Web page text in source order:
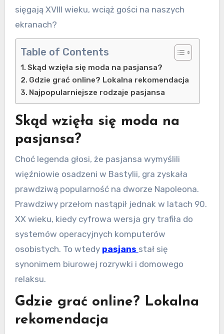
sięgają XVIII wieku, wciąż gości na naszych
ekranach?
Table of Contents
Skąd wzięła się moda na pasjansa?
Gdzie grać online? Lokalna rekomendacja
Najpopularniejsze rodzaje pasjansa
Skąd wzięła się moda na
pasjansa?
Choć legenda głosi, że pasjansa wymyślili
więźniowie osadzeni w Bastylii, gra zyskała
prawdziwą popularność na dworze Napoleona.
Prawdziwy przełom nastąpił jednak w latach 90.
XX wieku, kiedy cyfrowa wersja gry trafiła do
systemów operacyjnych komputerów
osobistych. To wtedy pasjans stał się
synonimem biurowej rozrywki i domowego
relaksu.
Gdzie grać online? Lokalna
rekomendacja